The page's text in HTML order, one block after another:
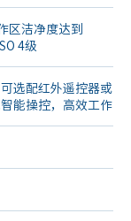
区洁净度达到
4级
选配红外遥控器或
能操控，高效工作